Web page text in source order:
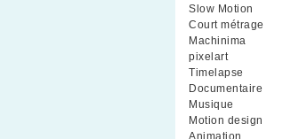
Slow Motion
Court métrage
Machinima
pixelart(10)
Timelapse
Documentaire
Musique
Motion design
Animation